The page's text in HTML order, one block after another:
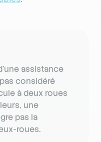
assistance
considéré
à deux roues
une
pas la
roues.